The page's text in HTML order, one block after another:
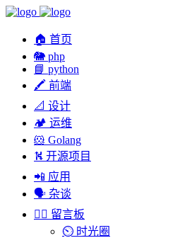
🏠 首页
🐘 php
📘 python
🖍 前端
📐 设计
🏕︎ 运维
🐹 Golang
⛕ 开源项目
📲 应用
🗣︎ 杂谈
✍🏻 留言板
⏲️ 时光圈